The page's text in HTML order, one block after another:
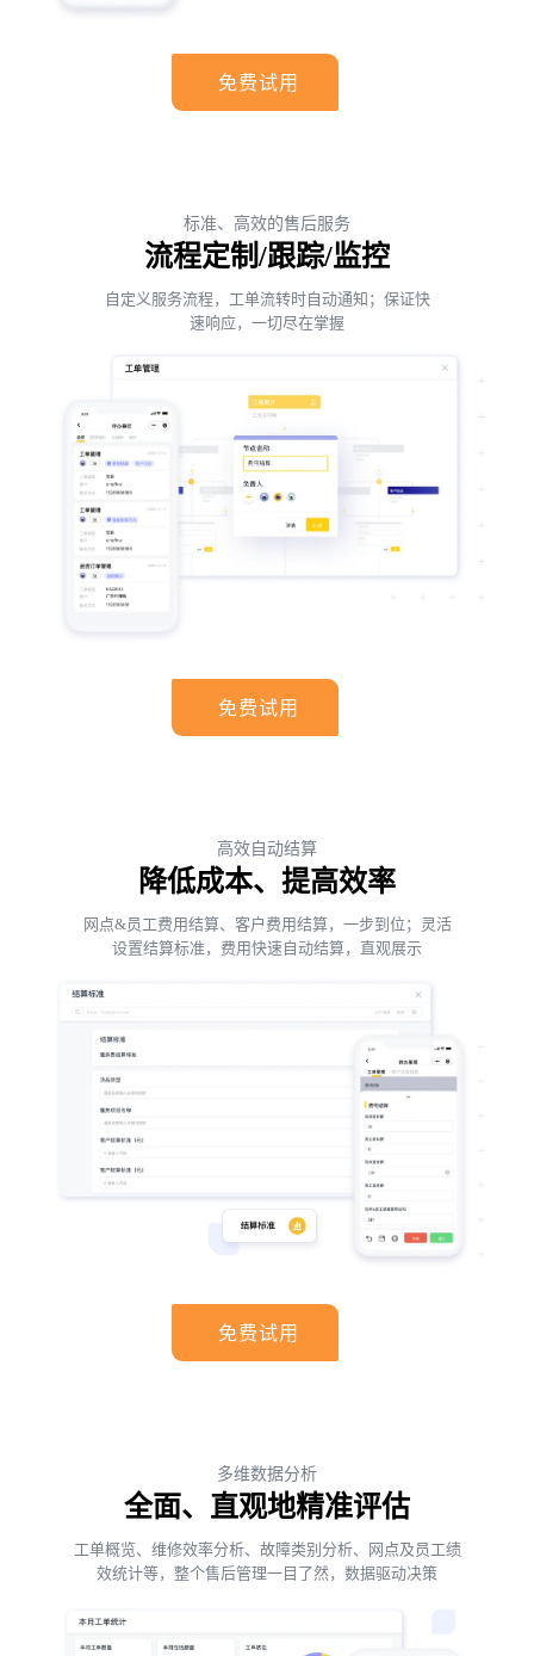
免费试用
标准、高效的售后服务
流程定制/跟踪/监控
自定义服务流程，工单流转时自动通知；保证快
速响应，一切尽在掌握
免费试用
高效自动结算
降低成本、提高效率
网点&员工费用结算、客户费用结算，一步到位；灵活
设置结算标准，费用快速自动结算，直观展示
免费试用
多维数据分析
全面、直观地精准评估
工单概览、维修效率分析、故障类别分析、网点及员工绩
效统计等，整个售后管理一目了然，数据驱动决策